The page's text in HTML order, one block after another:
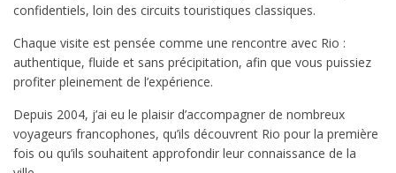
confidentiels, loin des circuits touristiques classiques.
Chaque visite est pensée comme une rencontre avec Rio :
authentique, fluide et sans précipitation, afin que vous puissiez
profiter pleinement de l’expérience.
Depuis 2004, j’ai eu le plaisir d’accompagner de nombreux
voyageurs francophones, qu’ils découvrent Rio pour la première
fois ou qu’ils souhaitent approfondir leur connaissance de la